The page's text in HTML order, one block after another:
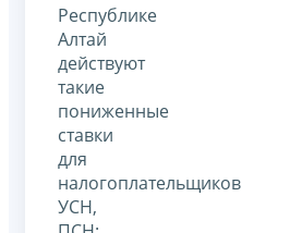
Республике
Алтай
действуют
такие
пониженные
ставки
для
налогоплательщиков
УСН,